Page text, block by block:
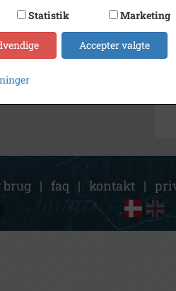
brug | faq | kontakt |
Statistik Marketing
Accepter valgte